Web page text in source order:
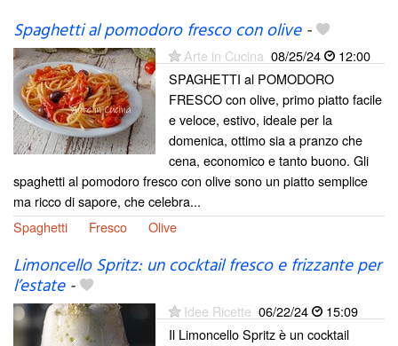
Spaghetti al pomodoro fresco con olive-
Arte in Cucina 08/25/24
12:00
SPAGHETTI al POMODORO
FRESCO con olive, primo piatto facile
e veloce, estivo, ideale per la
domenica, ottimo sia a pranzo che
cena, economico e tanto buono. Gli
spaghetti al pomodoro fresco con olive sono un piatto semplice
ma ricco di sapore, che celebra...
Spaghetti
Fresco Olive
Limoncello Spritz: un cocktail fresco e frizzante per
l’estate-
Idee Ricette 06/22/24
15:09
Il Limoncello Spritz è un cocktail